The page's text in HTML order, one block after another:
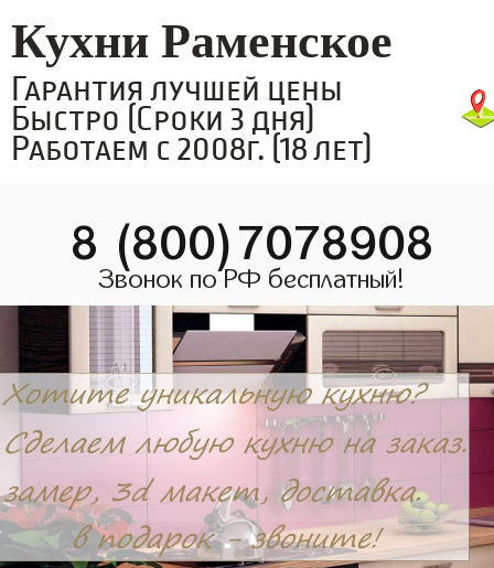
Кухни Раменское
Гарантия лучшей цены
Быстро (Сроки 3 дня)
Работаем с 2008г. (18 лет)
8 (800)7078908
Звонок по РФ бесплатный!